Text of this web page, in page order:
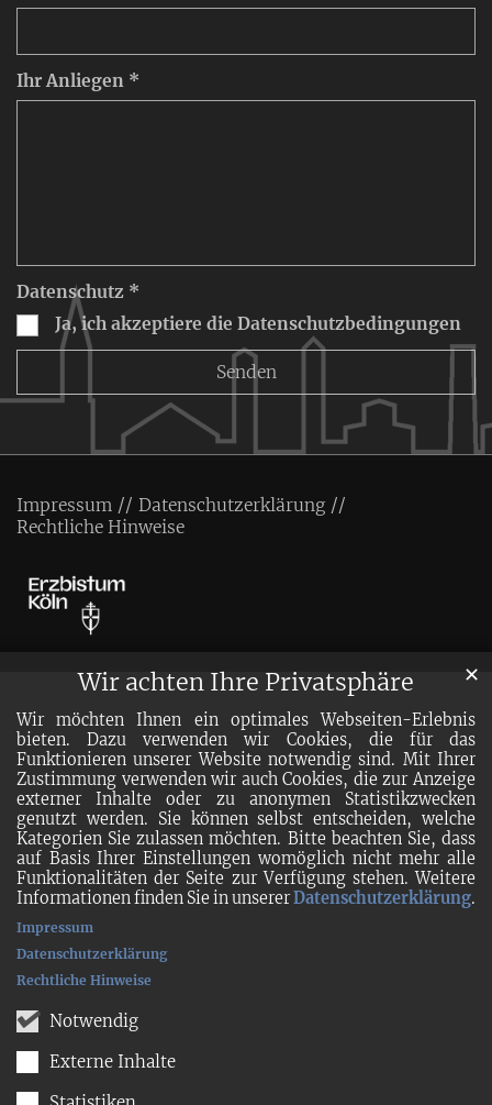
Wir achten Ihre Privatsphäre
Wir möchten Ihnen ein optimales Webseiten-Erlebnis
bieten. Dazu verwenden wir Cookies, die für das
Funktionieren unserer Website notwendig sind. Mit Ihrer
Zustimmung verwenden wir auch Cookies, die zur Anzeige
externer Inhalte oder zu anonymen Statistikzwecken
genutzt werden. Sie können selbst entscheiden, welche
Kategorien Sie zulassen möchten. Bitte beachten Sie, dass
auf Basis Ihrer Einstellungen womöglich nicht mehr alle
Funktionalitäten der Seite zur Verfügung stehen. Weitere
Informationen finden Sie in unsererDatenschutzerklärung.
Notwendig
Externe Inhalte
✕
Impressum
Datenschutzerklärung
Rechtliche Hinweise
Ihr Anliegen *
Datenschutz *
Ja, ich akzeptiere die Datenschutzbedingungen
Impressum
Datenschutzerklärung
Rechtliche Hinweise